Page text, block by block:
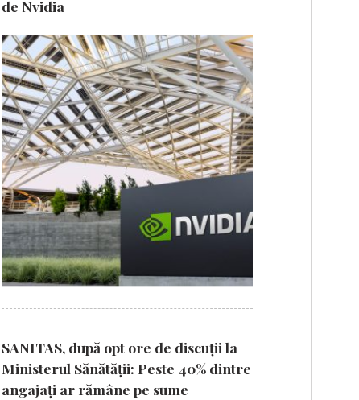
de Nvidia
SANITAS, după opt ore de discuții la
Ministerul Sănătății: Peste 40% dintre
angajați ar rămâne pe sume